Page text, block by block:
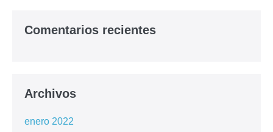
Comentarios recientes
Archivos
enero 2022